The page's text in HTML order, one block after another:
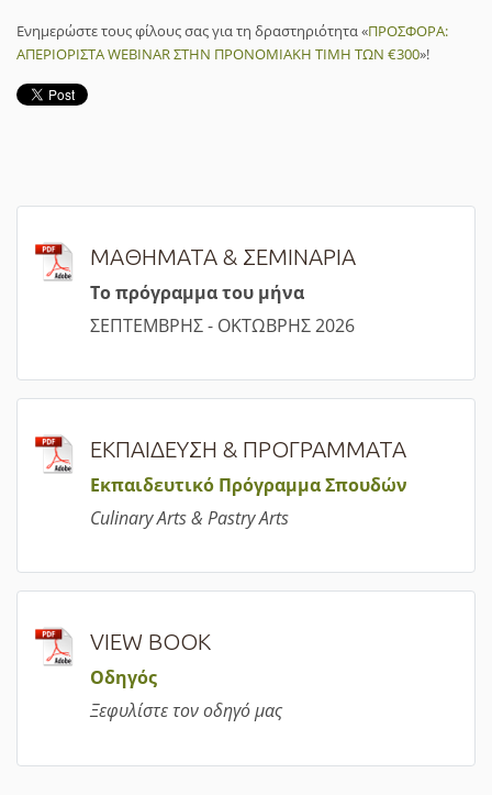
Ενημερώστε τους φίλους σας για τη δραστηριότητα «ΠΡΟΣΦΟΡΑ:
ΑΠΕΡΙΟΡΙΣΤΑ WEBINAR ΣΤΗΝ ΠΡΟΝΟΜΙΑΚΗ ΤΙΜΗ ΤΩΝ €300»!
ΜΑΘΗΜΑΤΑ & ΣΕΜΙΝΑΡΙΑ
Το πρόγραμμα του μήνα
ΣΕΠΤΕΜΒΡΗΣ - ΟΚΤΩΒΡΗΣ 2026
ΕΚΠΑΙΔΕΥΣΗ & ΠΡΟΓΡΑΜΜΑΤΑ
Εκπαιδευτικό Πρόγραμμα Σπουδών
Culinary Arts & Pastry Arts
VIEW BOOK
Οδηγός
Ξεφυλίστε τον οδηγό μας